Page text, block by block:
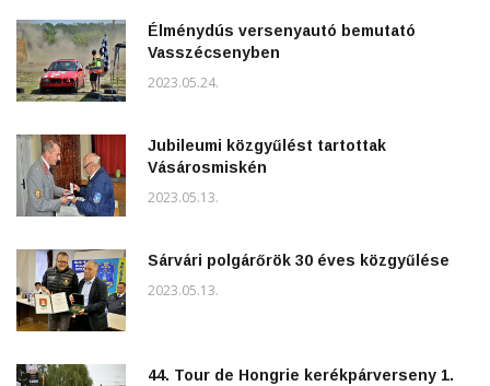
Élménydús versenyautó bemutató
Vasszécsenyben
2023.05.24.
Jubileumi közgyűlést tartottak
Vásárosmiskén
2023.05.13.
Sárvári polgárőrök 30 éves közgyűlése
2023.05.13.
44. Tour de Hongrie kerékpárverseny 1.